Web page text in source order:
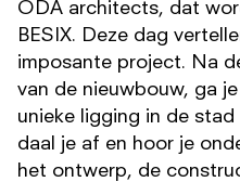
ODA architects, dat
BESIX. Deze dag
imposante project. Na
van de nieuwbouw, ga
unieke ligging in de stad
daal je af en hoor je
het ontwerp, de